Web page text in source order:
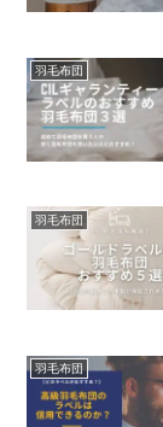
羽毛布団
羽毛布団
羽毛布団